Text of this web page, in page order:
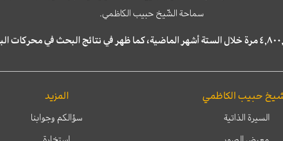
سماحة الشّيخ حبيب الكاظمي.
حبيب الكاظمي
السيرة الذاتية
المزيد
سؤالكم وجوابنا